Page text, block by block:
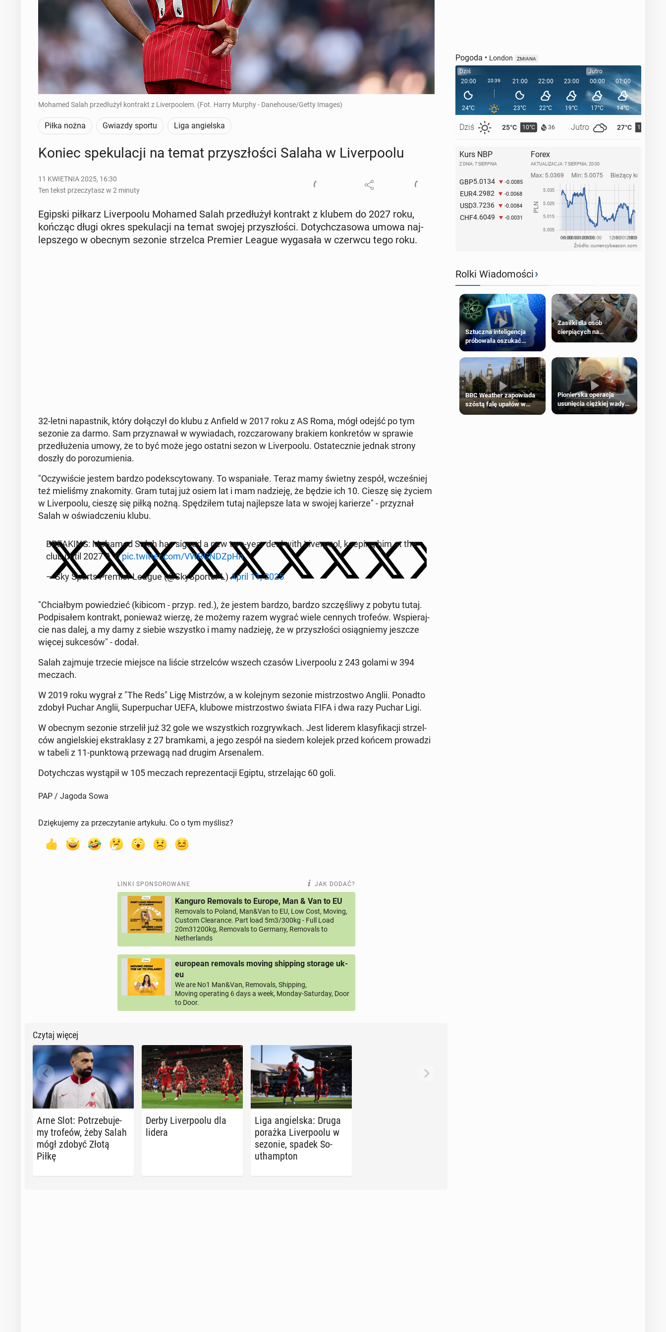
Mohamed Salah przedłużył kontrakt z Liverpoolem. (Fot. Harry Murphy - Danehouse/Getty Images)
Piłka nożna Gwiazdy sportu Liga angielska
Koniec spe­ku­la­cji na temat przy­szło­ści Salaha w Li­ver­po­olu
11 KWIETNIA 2025, 16:30
Ten tekst przeczytasz w 2 minuty
Egipski piłkarz Li­ver­po­olu Mohamed Salah prze­dłu­żył kon­trakt z klubem do 2027 roku,
kończąc długi okres spe­ku­la­cji na temat swojej przy­szło­ści. Do­tych­cza­so­wa umowa naj­
lep­sze­go w obecnym sezonie strzel­ca Premier League wy­ga­sa­ła w czerwcu tego roku.
32-letni na­past­nik, który do­łą­czył do klubu z Anfield w 2017 roku z AS Roma, mógł odejść po tym
sezonie za darmo. Sam przy­zna­wał w wy­wia­dach, roz­cza­ro­wa­ny brakiem kon­kre­tów w sprawie
prze­dłu­że­nia umowy, że to być może jego ostatni sezon w Li­ver­po­olu. Osta­tecz­nie jednak strony
doszły do po­ro­zu­mie­nia.
"Oczy­wi­ście jestem bardzo pod­eks­cy­to­wa­ny. To wspa­nia­łe. Teraz mamy świetny zespół, wcze­śniej
też mie­li­śmy zna­ko­mi­ty. Gram tutaj już osiem lat i mam na­dzie­ję, że będzie ich 10. Cieszę się życiem
w Li­ver­po­olu, cieszę się piłką nożną. Spę­dzi­łem tutaj naj­lep­sze lata w swojej ka­rie­rze" - przy­znał
Salah w oświad­cze­niu klubu.
BRE­AKING: Mohamed Salah has signed a new two-year deal with Li­ver­po­ol, keeping him at the
club until 2027 ð¨ðpic.twitter.com/VWR­GNDZ­pHn
— Sky Sports Premier League (@Sky­Sport­sPL)April 11, 2025
"Chciał­bym po­wie­dzieć (kibicom - przyp. red.), że jestem bardzo, bardzo szczę­śli­wy z pobytu tutaj.
Pod­pi­sa­łem kon­trakt, po­nie­waż wierzę, że możemy razem wygrać wiele cennych trofeów. Wspie­raj­
cie nas dalej, a my damy z siebie wszyst­ko i mamy na­dzie­ję, że w przy­szło­ści osią­gnie­my jeszcze
więcej suk­ce­sów" - dodał.
Salah zajmuje trzecie miejsce na liście strzel­ców wszech czasów Li­ver­po­olu z 243 golami w 394
meczach.
W 2019 roku wygrał z "The Reds" Ligę Mi­strzów, a w ko­lej­nym sezonie mi­strzo­stwo Anglii. Ponadto
zdobył Puchar Anglii, Su­per­pu­char UEFA, klubowe mi­strzo­stwo świata FIFA i dwa razy Puchar Ligi.
W obecnym sezonie strze­lił już 32 gole we wszyst­kich roz­gryw­kach. Jest liderem kla­sy­fi­ka­cji strzel­
ców an­giel­skiej eks­tra­kla­sy z 27 bram­ka­mi, a jego zespół na siedem kolejek przed końcem pro­wa­dzi
w tabeli z 11-punk­to­wą prze­wa­gą nad drugim Ar­se­na­lem.
Do­tych­czas wy­stą­pił w 105 meczach re­pre­zen­ta­cji Egiptu, strze­la­jąc 60 goli.
PAP / Jagoda Sowa
Dziękujemy za przeczytanie artykułu. Co o tym myślisz?
LINKI SPONSOROWANE JAK DODAĆ?
Kanguro Removals to Europe, Man & Van to EU
Removals to Poland, Man&Van to EU, Low Cost, Moving,
Custom Clearance. Part load 5m3/300kg - Full Load
20m31200kg, Removals to Germany, Removals to
Netherlands
european removals moving shipping storage uk-
eu
We are No1 Man&Van, Removals, Shipping,
Moving operating 6 days a week, Monday-Saturday, Door
to Door.
Czytaj więcej
Arne Slot: Po­trze­bu­je­
my trofeów, żeby Salah
mógł zdobyć Złotą
Piłkę
Derby Li­ver­po­olu dla
lidera
Liga an­giel­ska: Druga
porażka Li­ver­po­olu w
sezonie, spadek So­
uthamp­ton
Pogoda • London ZMIANA
Dziś
20:00
24°C
Dziś 25°C 10°C 36 Jutro 27°C 11°C
20:39 21:00
23°C
22:00
22°C
23:00
19°C
Jutro
00:00
17°C
01:00
14°C
02:00
Kurs NBP
Z DNIA: 7 SIERPNIA
GBP5.0134 -0.0085
EUR4.2982 -0.0068
USD3.7236 -0.0084
CHF4.6049 -0.0031
Forex
AKTUALIZACJA: 7 SIERPNIA, 20:00
Źródło: currencybeacon.com
Rolki Wiadomości›
Sztuczna inteligencja
próbowała oszukać
człowieka
Zasiłki dla osób
cierpiących na
schorzenia psychiczne
BBC Weather zapowiada
szóstą falę upałów w
Londynie
Pionierska operacja
usunięcia ciężkiej wady
wrodzonej płodu w łonie